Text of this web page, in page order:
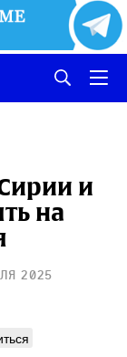
и
на
2025